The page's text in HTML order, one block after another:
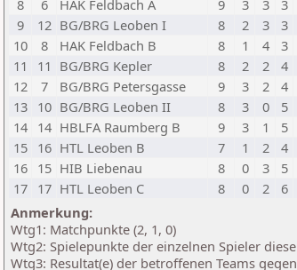
8
6 HAK Feldbach A 9 3 3 3
9
12 BG/BRG Leoben I 8 2 3 3
10
8 HAK Feldbach B 8 1 4 3
11
11 BG/BRG Kepler 8 2 2 4
12
7 BG/BRG Petersgasse 9 3 2 4
13 10 BG/BRG Leoben II 8 3 0 5
14 14 HBLFA Raumberg B 9 3 1 5
15 16 HTL Leoben B 7 1 2 4
16 15 HIB Liebenau 8 0 3 5
17 17 HTL Leoben C 8 0 2 6
Anmerkung:
Wtg1: Matchpunkte (2, 1, 0)
Wtg2: Spielepunkte der einzelnen Spieler
Wtg3: Resultat(e) der betroffenen Teams